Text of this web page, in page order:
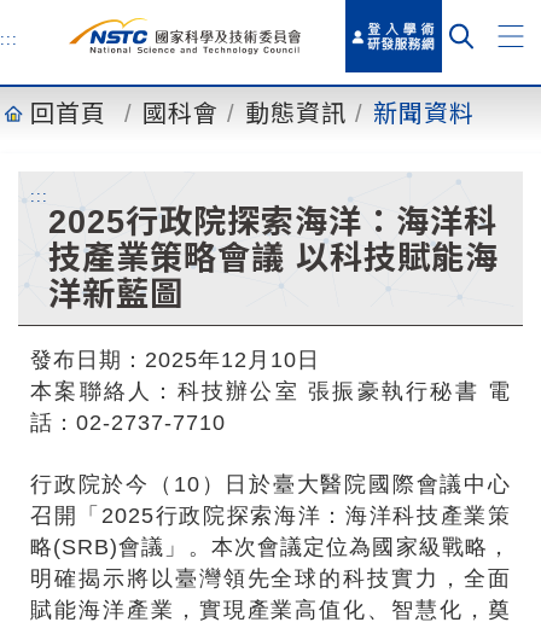
主
容
:::
回首頁 國科會 動態資訊 新聞資料
:::
2025行政院探索海洋：海洋科
技產業策略會議 以科技賦能海
洋新藍圖
發布日期：2025年12月10日
本案聯絡人：科技辦公室 張振豪執行秘書 電
話：02-2737-7710
行政院於今（10）日於臺大醫院國際會議中心
召開「2025行政院探索海洋：海洋科技產業策
略(SRB)會議」。本次會議定位為國家級戰略，
明確揭示將以臺灣領先全球的科技實力，全面
賦能海洋產業，實現產業高值化、智慧化，奠